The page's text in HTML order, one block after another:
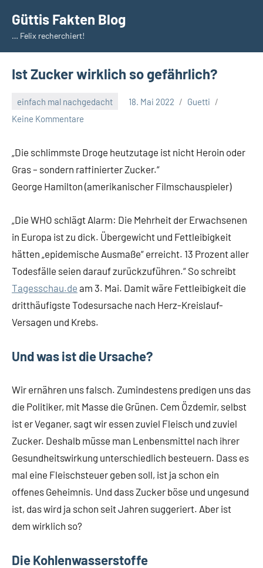
Inhalt
springen
Güttis Fakten Blog
… Felix recherchiert!
Ist Zucker wirklich so gefährlich?
einfach mal nachgedacht 18. Mai 2022
Guetti
Keine Kommentare
„Die schlimmste Droge heutzutage ist nicht Heroin oder
Gras – sondern raffinierter Zucker.“
George Hamilton (amerikanischer Filmschauspieler)
„Die WHO schlägt Alarm: Die Mehrheit der Erwachsenen
in Europa ist zu dick. Übergewicht und Fettleibigkeit
hätten „epidemische Ausmaße“ erreicht. 13 Prozent aller
Todesfälle seien darauf zurückzuführen.“ So schreibt
Tagesschau.de am 3. Mai. Damit wäre Fettleibigkeit die
dritthäufigste Todesursache nach Herz-Kreislauf-
Versagen und Krebs.
Und was ist die Ursache?
Wir ernähren uns falsch. Zumindestens predigen uns das
die Politiker, mit Masse die Grünen. Cem Özdemir, selbst
ist er Veganer, sagt wir essen zuviel Fleisch und zuviel
Zucker. Deshalb müsse man Lenbensmittel nach ihrer
Gesundheitswirkung unterschiedlich besteuern. Dass es
mal eine Fleischsteuer geben soll, ist ja schon ein
offenes Geheimnis. Und dass Zucker böse und ungesund
ist, das wird ja schon seit Jahren suggeriert. Aber ist
dem wirklich so?
Die Kohlenwasserstoffe